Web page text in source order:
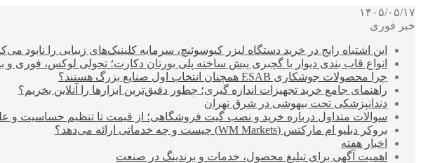
۱۴۰۵/۰۵/۱۷
خبر فوری
این اشتباه رایج در خرید دستگاه لیزر کیوسوئیچ، سرمایه کلینیک‌های زیبایی را نابود
انواع قاب بندی دیوار با گچبری پیش ساخته پلی یورتان دکارت؛ تحولی لوکس، فوری
چرا محصولات جوشکاری ESAB همچنان انتخاب اول صنایع بزرگ هستند؟
راهنمای جامع خرید تجهیزات اندازه گیری؛ چطور دقیق‌ترین ابزارها را آنلاین بخریم؟
دندانپزشکی تحت بیهوشی در شرق تهران
سوالات متداول درباره خرید و نصب گیت فروشگاهی؛ از قیمت تا تنظیم حساسیت و
بروکر دبلیو ام مارکتس (WM Markets) چیست و چه خدماتی ارائه می‌دهد؟
اخبار هفته
اهمیت آگهی برای تبلیغ محصول، خدمات و برندینگ در صنعت